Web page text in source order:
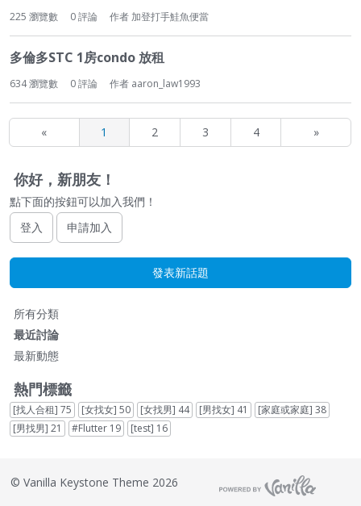
225 瀏覽數 0評論 作者 加登打手鮭魚便當
多倫多STC 1房condo 放租
634瀏覽數 0評論 作者 aaron_law1993
« 1 2 3 4 »
你好，新朋友！
點下面的按鈕可以加入我們！
登入
申請加入
發表新話題
快
速
連
結
所有分類
最近討論
最新動態
熱門標籤
[找人合租] 75 [女找女] 50 [女找男] 44 [男找女] 41 [家庭或家庭] 38
[男找男] 21 #Flutter 19 [test] 16
© Vanilla Keystone Theme 2026